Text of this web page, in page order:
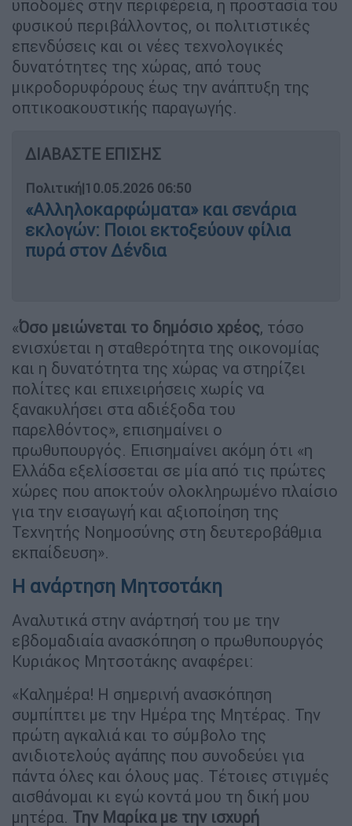
υποδομές στην περιφέρεια, η προστασία του
φυσικού περιβάλλοντος, οι πολιτιστικές
επενδύσεις και οι νέες τεχνολογικές
δυνατότητες της χώρας, από τους
μικροδορυφόρους έως την ανάπτυξη της
οπτικοακουστικής παραγωγής.
ΔΙΑΒΑΣΤΕ ΕΠΙΣΗΣ
Πολιτική|10.05.2026 06:50
«Αλληλοκαρφώματα» και σενάρια
εκλογών: Ποιοι εκτοξεύουν φίλια
πυρά στον Δένδια
«Όσο μειώνεται το δημόσιο χρέος, τόσο
ενισχύεται η σταθερότητα της οικονομίας
και η δυνατότητα της χώρας να στηρίζει
πολίτες και επιχειρήσεις χωρίς να
ξανακυλήσει στα αδιέξοδα του
παρελθόντος», επισημαίνει ο
πρωθυπουργός. Επισημαίνει ακόμη ότι «η
Ελλάδα εξελίσσεται σε μία από τις πρώτες
χώρες που αποκτούν ολοκληρωμένο πλαίσιο
για την εισαγωγή και αξιοποίηση της
Τεχνητής Νοημοσύνης στη δευτεροβάθμια
εκπαίδευση».
Η ανάρτηση Μητσοτάκη
Αναλυτικά στην ανάρτησή του με την
εβδομαδιαία ανασκόπηση ο πρωθυπουργός
Κυριάκος Μητσοτάκης αναφέρει:
«Καλημέρα! Η σημερινή ανασκόπηση
συμπίπτει με την Ημέρα της Μητέρας. Την
πρώτη αγκαλιά και το σύμβολο της
ανιδιοτελούς αγάπης που συνοδεύει για
πάντα όλες και όλους μας. Τέτοιες στιγμές
αισθάνομαι κι εγώ κοντά μου τη δική μου
μητέρα. Την Μαρίκα με την ισχυρή